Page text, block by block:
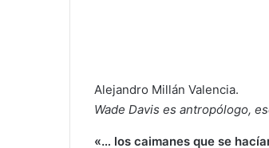
Alejandro Millán Valencia.
Wade Davis es antropólogo,
«… los caimanes que se